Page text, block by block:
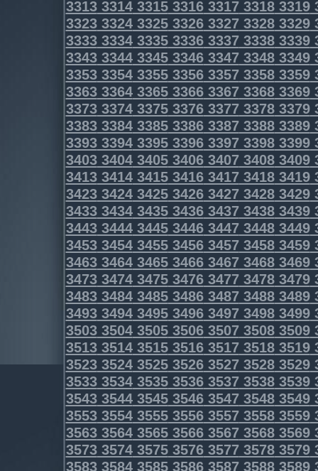
3313331433153316331733183319
3323332433253326332733283329
3333333433353336333733383339
3343334433453346334733483349
3353335433553356335733583359
3363336433653366336733683369
3373337433753376337733783379
3383338433853386338733883389
3393339433953396339733983399
3403340434053406340734083409
3413341434153416341734183419
3423342434253426342734283429
3433343434353436343734383439
3443344434453446344734483449
3453345434553456345734583459
3463346434653466346734683469
3473347434753476347734783479
3483348434853486348734883489
3493349434953496349734983499
3503350435053506350735083509
3513351435153516351735183519
3523352435253526352735283529
3533353435353536353735383539
3543354435453546354735483549
3553355435553556355735583559
3563356435653566356735683569
3573357435753576357735783579
3583358435853586358735883589